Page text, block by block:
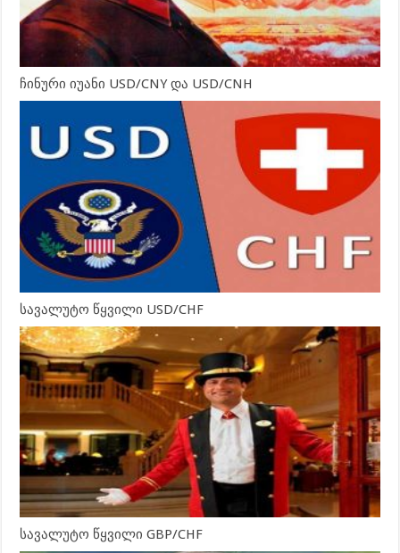
ჩინური იუანი USD/CNY და USD/CNH
სავალუტო წყვილი USD/CHF
სავალუტო წყვილი GBP/CHF